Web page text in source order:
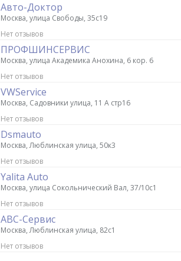
Авто-Доктор
Москва, улица Свободы, 35с19
Нет отзывов
ПРОФШИНСЕРВИС
Москва, улица Академика Анохина, 6 кор. 6
Нет отзывов
VWService
Москва, Садовники улица, 11 А стр16
Нет отзывов
Dsmauto
Москва, Люблинская улица, 50к3
Нет отзывов
Yalita Auto
Москва, улица Сокольнический Вал, 37/10с1
Нет отзывов
АВС-Сервис
Москва, Люблинская улица, 82с1
Нет отзывов